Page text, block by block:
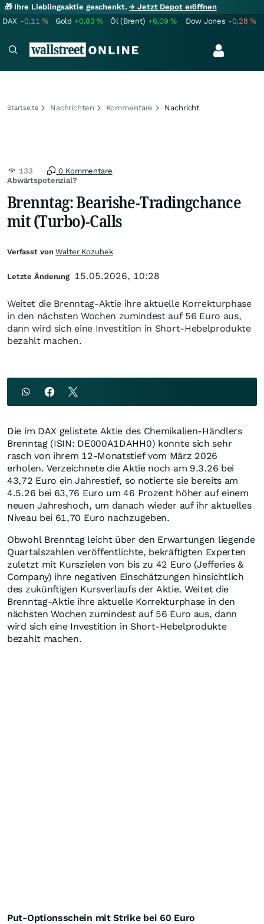
🎁 Ihre Lieblingsaktie geschenkt.→ Jetzt Depot eröffnen
DAX -0,11% Gold +0,83% Öl (Brent) +6,09% Dow Jones -0,28%
Startseite Nachrichten Kommentare Nachricht
Abwärtspotenzial?
133 0 Kommentare
Brenntag: Bearishe-Tradingchance
mit (Turbo)-Calls
Weitet die Brenntag-Aktie ihre aktuelle Korrekturphase
in den nächsten Wochen zumindest auf 56 Euro aus,
dann wird sich eine Investition in Short-Hebelprodukte
bezahlt machen.
Die im DAX gelistete Aktie des Chemikalien-Händlers
Brenntag (ISIN: DE000A1DAHH0) konnte sich sehr
rasch von ihrem 12-Monatstief vom März 2026
erholen. Verzeichnete die Aktie noch am 9.3.26 bei
43,72 Euro ein Jahrestief, so notierte sie bereits am
4.5.26 bei 63,76 Euro um 46 Prozent höher auf einem
neuen Jahreshoch, um danach wieder auf ihr aktuelles
Niveau bei 61,70 Euro nachzugeben.
Obwohl Brenntag leicht über den Erwartungen liegende
Quartalszahlen veröffentlichte, bekräftigten Experten
zuletzt mit Kurszielen von bis zu 42 Euro (Jefferies &
Company) ihre negativen Einschätzungen hinsichtlich
des zukünftigen Kursverlaufs der Aktie. Weitet die
Brenntag-Aktie ihre aktuelle Korrekturphase in den
nächsten Wochen zumindest auf 56 Euro aus, dann
wird sich eine Investition in Short-Hebelprodukte
bezahlt machen.
Put-Optionsschein mit Strike bei 60 Euro
Verfasst vonWalter Kozubek
Letzte Änderung 15.05.2026, 10:28